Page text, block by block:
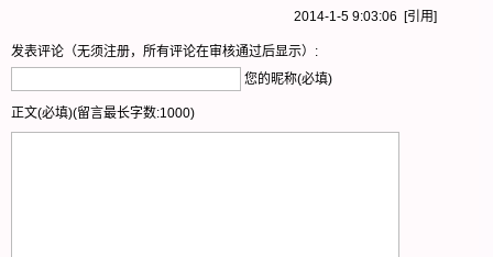
2014-1-5 9:03:06 [引用]
发表评论（无须注册，所有评论在审核通过后显示）:
您的昵称(必填)
正文(必填)(留言最长字数:1000)